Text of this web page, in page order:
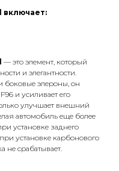
включает:
— это элемент, который
и элегантности.
боковые элероны, он
и усиливает его
улучшает внешний
автомобиль еще более
установке заднего
установке карбонового
не срабатывает.